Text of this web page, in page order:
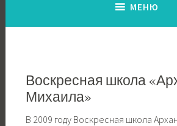
МЕНЮ
Воскресная школа
Михаила»
В 2009 году Воскресная школа